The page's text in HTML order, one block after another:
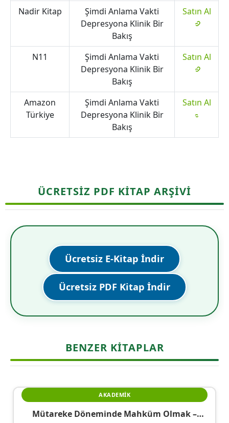
Nadir Kitap
Şimdi Anlama Vakti
Depresyona Klinik Bir
Bakış
Satın Al
N11
Şimdi Anlama Vakti
Depresyona Klinik Bir
Bakış
Satın Al
Amazon
Türkiye
Şimdi Anlama Vakti
Depresyona Klinik Bir
Bakış
Satın Al
ÜCRETSİZ PDF KİTAP ARŞİVİ
Ücretsiz E-Kitap İndir
Ücretsiz PDF Kitap İndir
BENZER KITAPLAR
AKADEMIK
Mütareke Döneminde Mahküm Olmak –